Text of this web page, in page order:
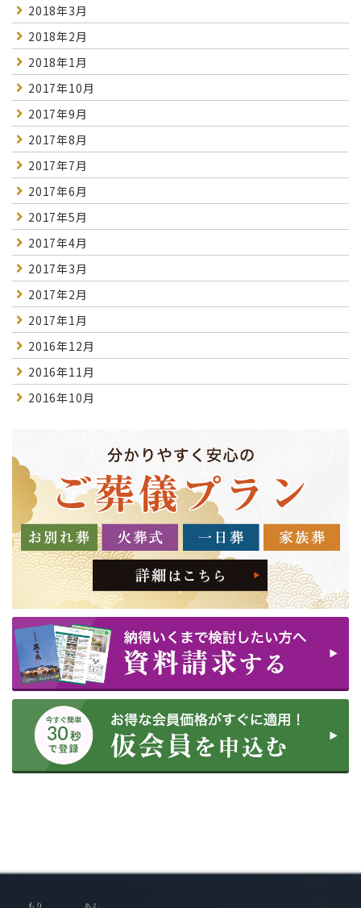
2018年3月
2018年2月
2018年1月
2017年10月
2017年9月
2017年8月
2017年7月
2017年6月
2017年5月
2017年4月
2017年3月
2017年2月
2017年1月
2016年12月
2016年11月
2016年10月